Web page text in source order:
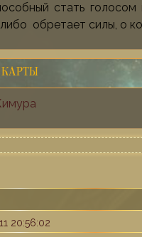
стать
обретает силы, о
20:56:02